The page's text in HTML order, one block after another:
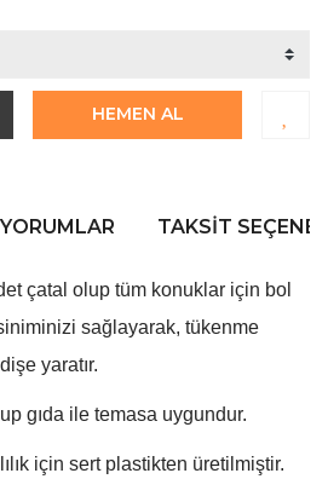
HEMEN AL
YORUMLAR TAKSIT
çatal olup tüm konuklar için bol
sağlayarak, tükenme
yaratır.
gıda ile temasa uygundur.
için sert plastikten üretilmiştir.